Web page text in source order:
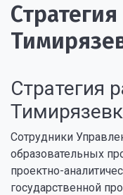
Стратегия
Сотрудники
образовательных
проектно-
государственной